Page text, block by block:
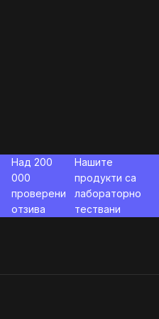
Над 200
000
проверени
отзива
Нашите
продукти са
лабораторно
тествани